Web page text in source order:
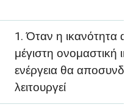
1. Όταν η ικανότητα
μέγιστη ονομαστική
ενέργεια θα
λειτουργεί